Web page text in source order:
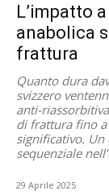
L’impatto
anabolica
frattura
Quanto dura
svizzero
anti-
di frattura fino a
significativo.
sequenziale
29 Aprile 2025